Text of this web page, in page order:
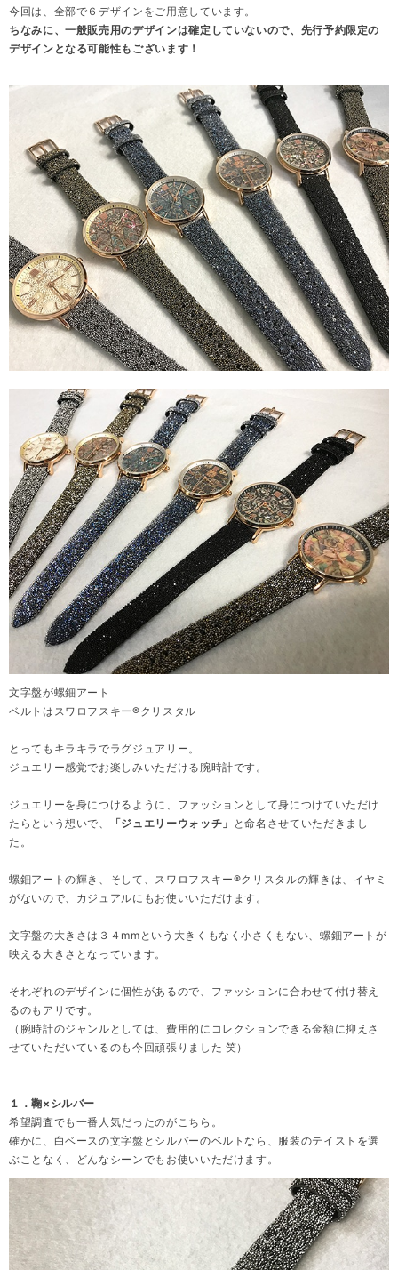
今回は、全部で６デザインをご用意しています。
ちなみに、一般販売用のデザインは確定していないので、 先行予約限定の
デザインとなる可能性もございます！
文字盤が螺鈿アート
ベルトはスワロフスキー®クリスタル
とってもキラキラでラグジュアリー。
ジュエリー感覚でお楽しみいただける腕時計です。
ジュエリーを身につけるように、ファッションとして身につけていただけ
たらという想いで、
「ジュエリーウォッチ」 と命名させていただきまし
た。
螺鈿アートの輝き、そして、スワロフスキー®クリスタルの輝きは、イヤミ
がないので、カジュアルにもお使いいただけます。
文字盤の大きさは３４mmという大きくもなく小さくもない、螺鈿アートが
映える大きさとなっています。
それぞれのデザインに個性があるので、ファッションに合わせて付け替え
るのもアリです。
（腕時計のジャンルとしては、費用的にコレクションできる金額に抑えさ
せていただいているのも今回頑張りました 笑）
１．鞠×シルバー
希望調査でも一番人気だったのがこちら。
確かに、白ベースの文字盤とシルバーのベルトなら、服装のテイストを選
ぶことなく、どんなシーンでもお使いいただけます。